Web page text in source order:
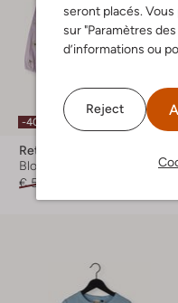
seront placés.
sur "Paramètres
d’informations ou
Reject
-40%
Retour
Blouse
€ 56,99